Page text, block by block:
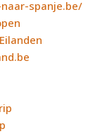
spanje.be/